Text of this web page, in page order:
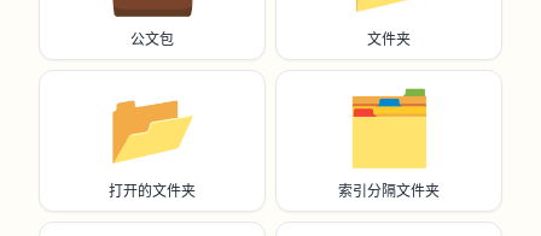
公文包 文件夹
📂
打开的文件夹
🗂️
索引分隔文件夹